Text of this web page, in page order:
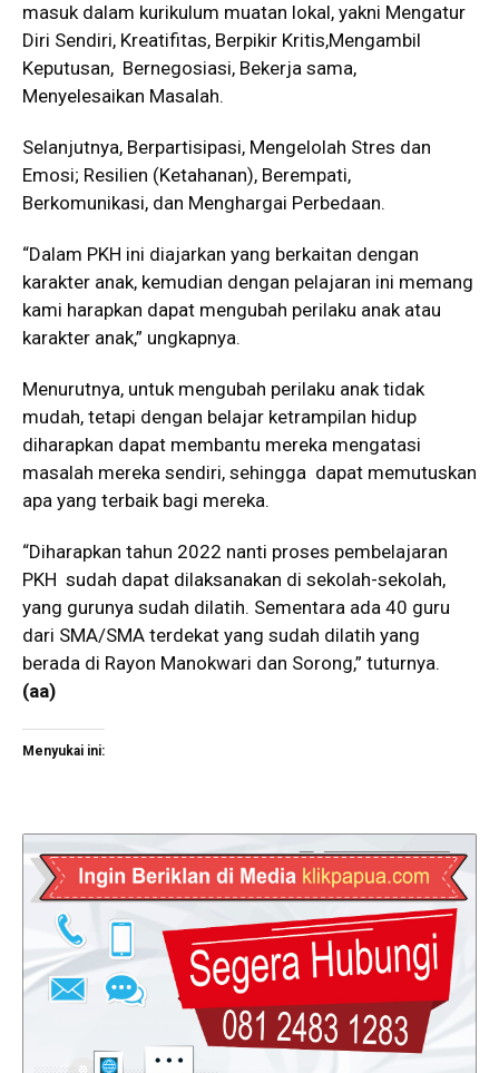
masuk dalam kurikulum muatan lokal, yakni Mengatur
Diri Sendiri, Kreatifitas, Berpikir Kritis,Mengambil
Keputusan, Bernegosiasi, Bekerja sama,
Menyelesaikan Masalah.
Selanjutnya, Berpartisipasi, Mengelolah Stres dan
Emosi; Resilien (Ketahanan), Berempati,
Berkomunikasi, dan Menghargai Perbedaan.
“Dalam PKH ini diajarkan yang berkaitan dengan
karakter anak, kemudian dengan pelajaran ini memang
kami harapkan dapat mengubah perilaku anak atau
karakter anak,” ungkapnya.
Menurutnya, untuk mengubah perilaku anak tidak
mudah, tetapi dengan belajar ketrampilan hidup
diharapkan dapat membantu mereka mengatasi
masalah mereka sendiri, sehingga dapat memutuskan
apa yang terbaik bagi mereka.
“Diharapkan tahun 2022 nanti proses pembelajaran
PKH sudah dapat dilaksanakan di sekolah-sekolah,
yang gurunya sudah dilatih. Sementara ada 40 guru
dari SMA/SMA terdekat yang sudah dilatih yang
berada di Rayon Manokwari dan Sorong,” tuturnya.
(aa)
Menyukai ini: